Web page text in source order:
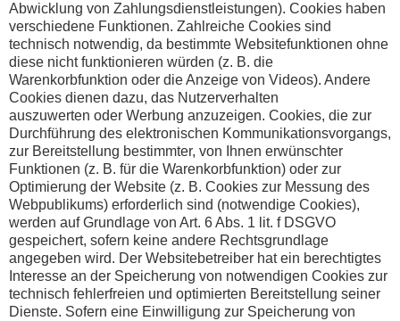
Abwicklung von Zahlungsdienstleistungen). Cookies haben
verschiedene Funktionen. Zahlreiche Cookies sind
technisch notwendig, da bestimmte Websitefunktionen ohne
diese nicht funktionieren würden (z. B. die
Warenkorbfunktion oder die Anzeige von Videos). Andere
Cookies dienen dazu, das Nutzerverhalten
auszuwerten oder Werbung anzuzeigen. Cookies, die zur
Durchführung des elektronischen Kommunikationsvorgangs,
zur Bereitstellung bestimmter, von Ihnen erwünschter
Funktionen (z. B. für die Warenkorbfunktion) oder zur
Optimierung der Website (z. B. Cookies zur Messung des
Webpublikums) erforderlich sind (notwendige Cookies),
werden auf Grundlage von Art. 6 Abs. 1 lit. f DSGVO
gespeichert, sofern keine andere Rechtsgrundlage
angegeben wird. Der Websitebetreiber hat ein berechtigtes
Interesse an der Speicherung von notwendigen Cookies zur
technisch fehlerfreien und optimierten Bereitstellung seiner
Dienste. Sofern eine Einwilligung zur Speicherung von